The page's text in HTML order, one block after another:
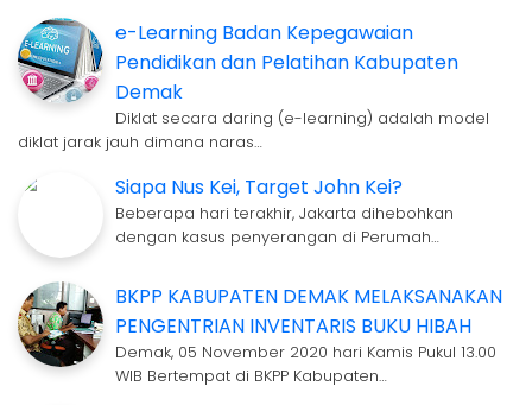
e-Learning Badan Kepegawaian
Pendidikan dan Pelatihan Kabupaten
Demak
Diklat secara daring (e-learning) adalah model
diklat jarak jauh dimana naras…
Siapa Nus Kei, Target John Kei?
Beberapa hari terakhir, Jakarta dihebohkan
dengan kasus penyerangan di Perumah…
BKPP KABUPATEN DEMAK MELAKSANAKAN
PENGENTRIAN INVENTARIS BUKU HIBAH
Demak, 05 November 2020 hari Kamis Pukul 13.00
WIB Bertempat di BKPP Kabupaten…